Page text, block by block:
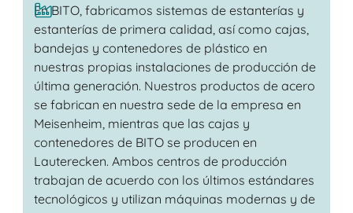
En BITO, fabricamos sistemas de estanterías y
estanterías de primera calidad, así como cajas,
bandejas y contenedores de plástico en
nuestras propias instalaciones de producción de
última generación. Nuestros productos de acero
se fabrican en nuestra sede de la empresa en
Meisenheim, mientras que las cajas y
contenedores de BITO se producen en
Lauterecken. Ambos centros de producción
trabajan de acuerdo con los últimos estándares
tecnológicos y utilizan máquinas modernas y de